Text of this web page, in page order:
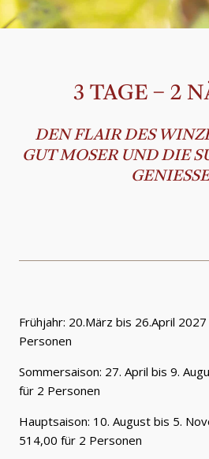
3 TAGE – 2
DEN FLAIR DES
GUT MOSER UND DIE
GENIESSEN
Frühjahr: 20.März bis 26.April
Personen
Sommersaison: 27. April bis 9.
für 2 Personen
Hauptsaison: 10. August bis 5.
514,00 für 2 Personen